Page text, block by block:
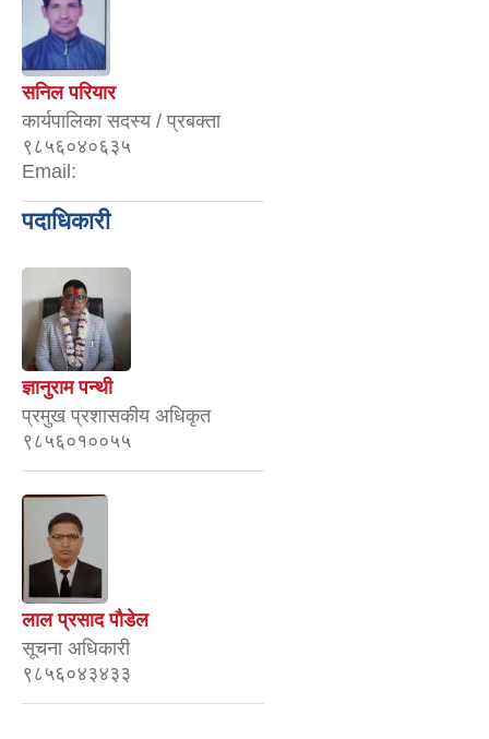
सनिल परियार
कार्यपालिका सदस्य / प्रबक्ता
९८५६०४०६३५
Email:
पदाधिकारी
ज्ञानुराम पन्थी
प्रमुख प्रशासकीय अधिकृत
९८५६०१००५५
लाल प्रसाद पाैडेल
सूचना अधिकारी
९८५६०४३४३३